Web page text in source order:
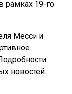
рамках 19-го
Месси и
новостей.